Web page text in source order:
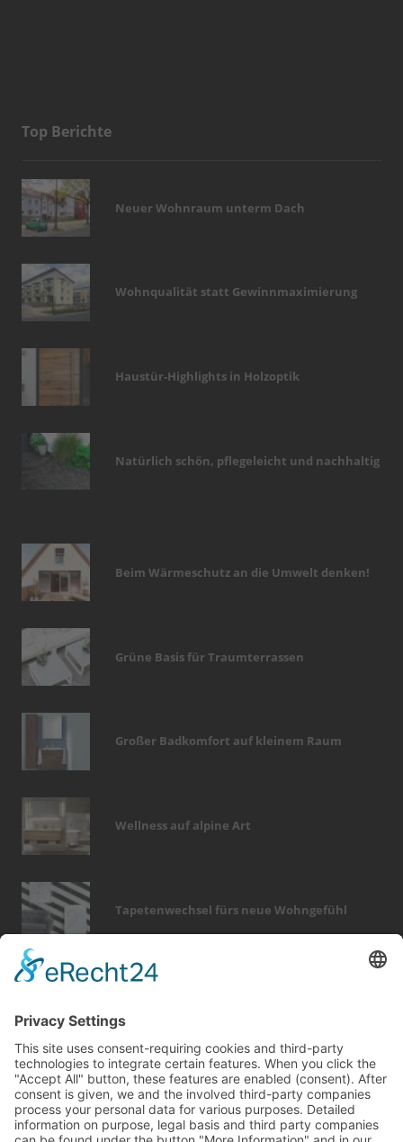
Top Berichte
Neuer Wohnraum unterm Dach
Wohnqualität statt Gewinnmaximierung
Haustür-Highlights in Holzoptik
Natürlich schön, pflegeleicht und nachhaltig
Beim Wärmeschutz an die Umwelt denken!
Grüne Basis für Traumterrassen
Großer Badkomfort auf kleinem Raum
Wellness auf alpine Art
Tapetenwechsel fürs neue Wohngefühl
fotovoltaik wärme finanzierung
photovoltaik
holz
wellness fliesen förderung
garten
kamin
badezimmer keller zaun hausbau